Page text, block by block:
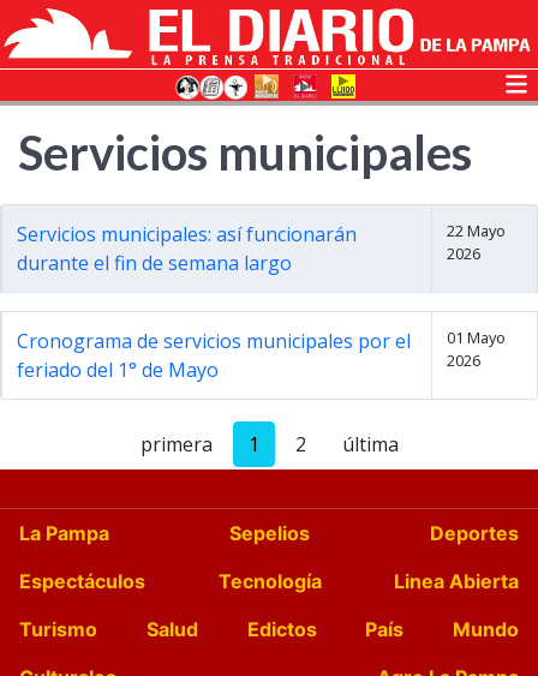
Servicios municipales
Servicios municipales: así funcionarán
durante el fin de semana largo
22 Mayo
2026
Cronograma de servicios municipales por el
feriado del 1° de Mayo
01 Mayo
2026
primera 1 2 última
La Pampa Sepelios
Deportes
Espectáculos
Tecnología
Linea Abierta
Turismo
Salud Edictos País
Mundo